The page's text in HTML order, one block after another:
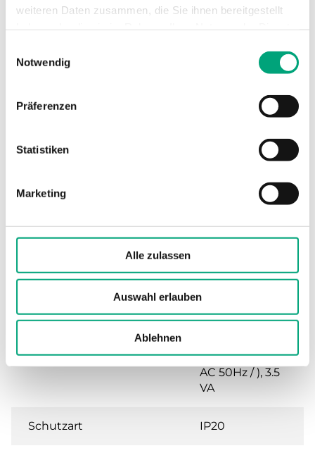
weiteren Daten zusammen, die Sie ihnen bereitgestellt
Notwendig
Präferenzen
Statistiken
Marketing
Alle zulassen
Auswahl erlauben
Ablehnen
Unterstützte Protokolle EXOline
AI 8
8
16
Technische Daten
Technische Daten für IO-Modul mit 8
Digitalausgängen und 8
Analogeingängen
Versorgungsspannung
24VAC (20...28 V
AC 50Hz / ), 3.5
VA
Schutzart IP20